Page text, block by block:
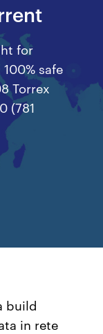
for
safe
Torrex
(781
build
in rete